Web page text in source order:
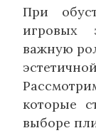
При
игровых
важную
которые
выборе